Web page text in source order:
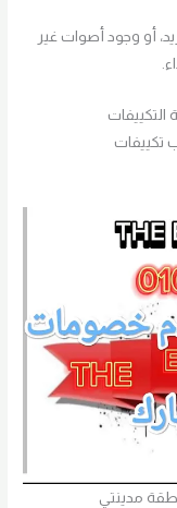
أو وجود أصوات غير
تكييفات
مدينتي